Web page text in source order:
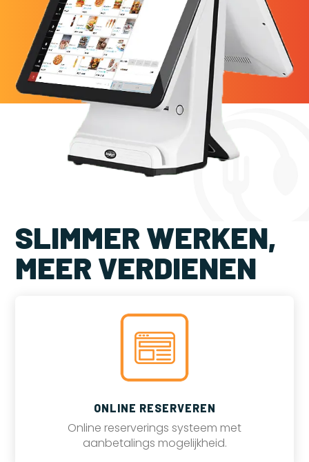
SLIMMER WERKEN,
MEER VERDIENEN
ONLINE RESERVEREN
Online reserverings systeem met
aanbetalings mogelijkheid.